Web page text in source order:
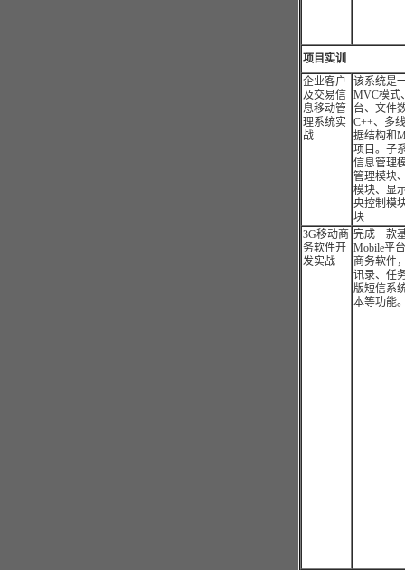
项目实训
企业客户
及交易信
息移动管
理系统实
战
该系统是
MVC模式
台、文件
C++、多
据结构和
项目。子
信息管理
管理模块
模块、显
央控制模
块
3G移动商
务软件开
发实战
完成一款
Mobile平
商务软件
讯录、任
版短信系
本等功能